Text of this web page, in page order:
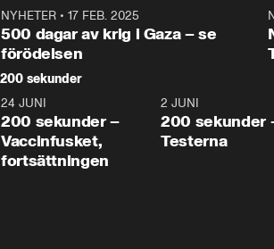
NYHETER • 17 FEB. 2025
500 dagar av krig i Gaza – se
förödelsen
200 sekunder
5:00
24 JUNI
200 sekunder –
Vaccinfusket,
fortsättningen
2 JUNI
200 sekunder
Testerna